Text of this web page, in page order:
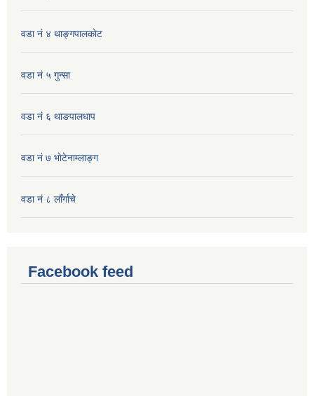
वडा नं ४ थाङ्गपालकाेट
वडा नं ५ गुन्सा
वडा नं ६ थाङपालधाप
वडा नं ७ भाेटेनाम्लाङ्ग
वडा नं ८ लाँर्गाचे
Facebook feed